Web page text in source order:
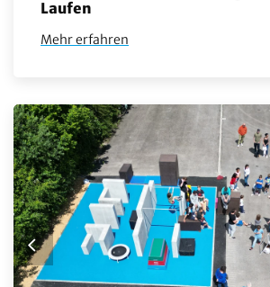
Laufen
Mehr erfahren